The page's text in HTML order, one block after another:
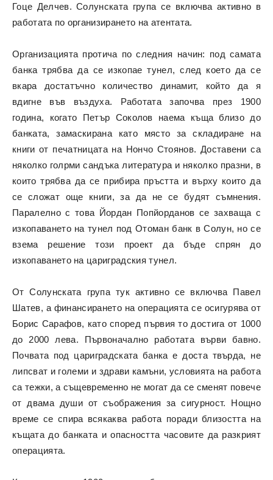
Гоце Делчев. Солунската група се включва активно в
работата по организирането на атентата.
Организацията протича по следния начин: под самата
банка трябва да се изкопае тунел, след което да се
вкара достатъчно количество динамит, който да я
вдигне във въздуха. Работата започва през 1900
година, когато Петър Соколов наема къща близо до
банката, замаскирана като място за складиране на
книги от печатницата на Нончо Стоянов. Доставени са
няколко голрми сандъка литература и няколко празни, в
които трябва да се прибира пръстта и върху които да
се сложат още книги, за да не се будят съмнения.
Паралелно с това Йордан Попйорданов се захваща с
изкопаването на тунел под Отоман банк в Солун, но се
взема решение този проект да бъде спрян до
изкопаването на цариградския тунел.
От Солунската група тук активно се включва Павел
Шатев, а финансирането на операцията се осигурява от
Борис Сарафов, като според първия то достига от 1000
до 2000 лева. Първоначално работата върви бавно.
Почвата под цариградската банка е доста твърда, не
липсват и големи и здрави камъни, условията на работа
са тежки, а същевременно не могат да се сменят повече
от двама души от съображения за сигурност. Нощно
време се спира всякаква работа поради близостта на
къщата до банката и опасността часовите да разкрият
операцията.